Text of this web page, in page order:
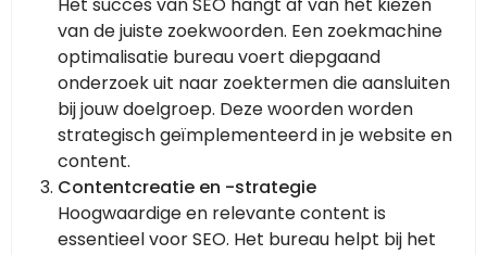
van de juiste zoekwoorden. Een zoekmachine
optimalisatie bureau voert diepgaand
onderzoek uit naar zoektermen die aansluiten
bij jouw doelgroep. Deze woorden worden
strategisch geïmplementeerd in je website en
content.
Contentcreatie en -strategie
Hoogwaardige en relevante content is
essentieel voor SEO. Het bureau helpt bij het